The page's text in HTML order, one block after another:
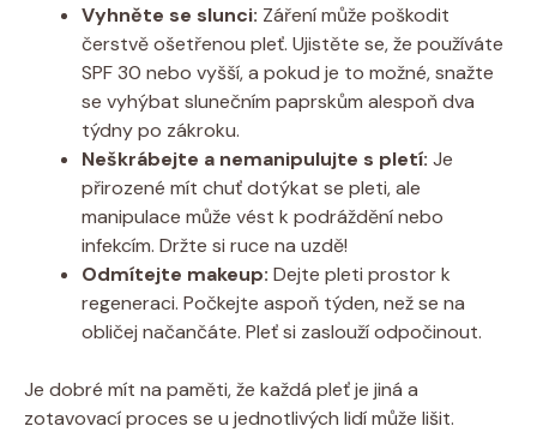
Vyhněte se slunci: Záření může poškodit
čerstvě ošetřenou pleť. Ujistěte se, že používáte
SPF 30 nebo vyšší, a pokud je to možné, snažte
se vyhýbat slunečním paprskům alespoň dva
týdny po zákroku.
Neškrábejte a nemanipulujte s pletí: Je
přirozené mít chuť dotýkat se pleti, ale
manipulace může vést k podráždění nebo
infekcím. Držte si ruce na uzdě!
Odmítejte makeup: Dejte pleti prostor k
regeneraci. Počkejte aspoň týden, než se na
obličej načančáte. Pleť si zaslouží odpočinout.
Je dobré mít na paměti, že každá pleť je jiná a
zotavovací proces se u jednotlivých lidí může lišit.